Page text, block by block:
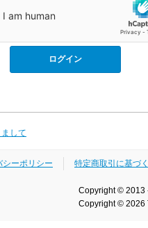
して
シーポリシー 特定商取引に基づ
Copyright © 2013
Copyright © 2026